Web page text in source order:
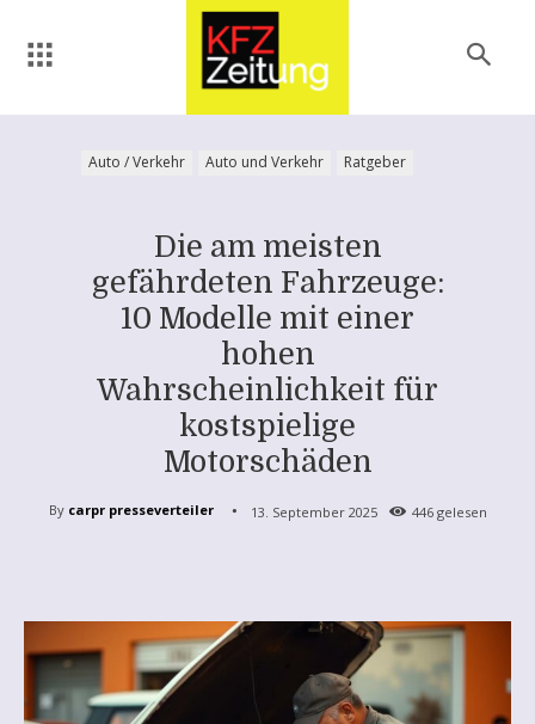
Auto / Verkehr Auto und Verkehr Ratgeber
Die am meisten
gefährdeten Fahrzeuge:
10 Modelle mit einer
hohen
Wahrscheinlichkeit für
kostspielige
Motorschäden
By carpr presseverteiler 13. September 2025 446gelesen